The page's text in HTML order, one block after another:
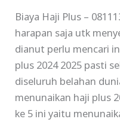
Biaya Haji Plus –
harapan saja utk
dianut perlu mencari
plus 2024 2025 pasti
diseluruh belahan
menunaikan haji plus
ke 5 ini yaitu